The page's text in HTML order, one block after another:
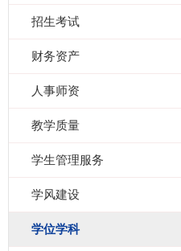
招生考试
财务资产
人事师资
教学质量
学生管理服务
学风建设
学位学科